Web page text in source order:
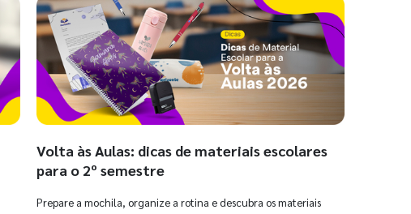
Volta às Aulas: dicas de materiais escolares
para o 2º semestre
Prepare a mochila, organize a rotina e descubra os materiais